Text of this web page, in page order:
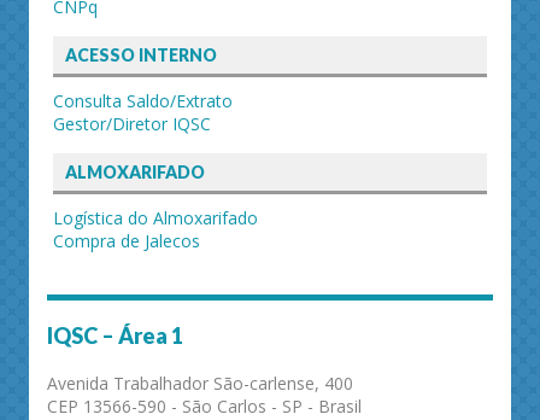
CNPq
ACESSO INTERNO
Consulta Saldo/Extrato
Gestor/Diretor IQSC
ALMOXARIFADO
Logística do Almoxarifado
Compra de Jalecos
IQSC – Área 1
Avenida Trabalhador São-carlense, 400
CEP 13566-590 - São Carlos - SP - Brasil